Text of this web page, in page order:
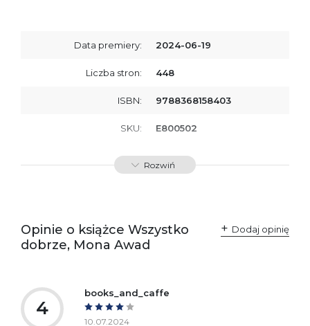
Data premiery: 2024-06-19
Liczba stron: 448
ISBN: 9788368158403
SKU: E800502
Rozwiń
Opinie o książce Wszystko
dobrze, Mona Awad
Dodaj opinię
4
books_and_caffe
10.07.2024